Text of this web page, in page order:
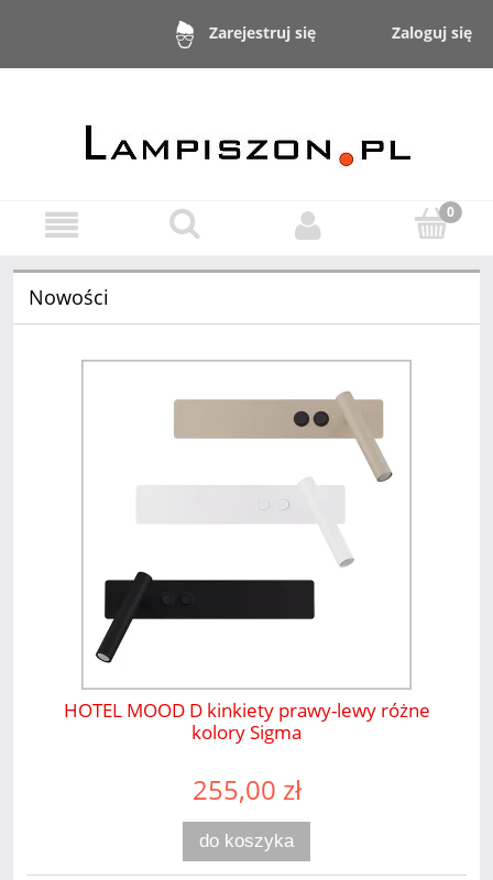
Zarejestruj się Zaloguj się
Nowości
HOTEL MOOD D kinkiety prawy-lewy różne
kolory Sigma
255,00 zł
do koszyka